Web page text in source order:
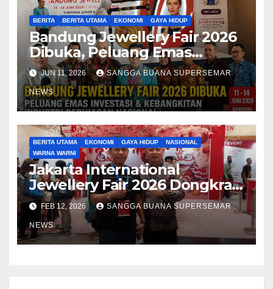
BERITA BERITA UTAMA EKONOMI GAYA HIDUP
Bandung Jewellery Fair 2026
Dibuka, Peluang Emas
Investasi
JUN 11, 2026 SANGGA BUANA SUPERSEMAR
NEWS
BERITA UTAMA EKONOMI GAYA HIDUP
NASIONAL
WARNA WARNI
Jakarta International
Jewellery Fair 2026 Dongkrak
Investasi Emas
FEB 12, 2026 SANGGA BUANA SUPERSEMAR
NEWS